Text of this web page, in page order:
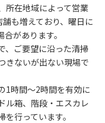
所在地域によって営業
も増えており、曜日に
があります。
、ご要望に沿った清掃
きないが出ない現場で
1時間〜2時間を有効に
ル箱、階段・エスカレ
行っています。